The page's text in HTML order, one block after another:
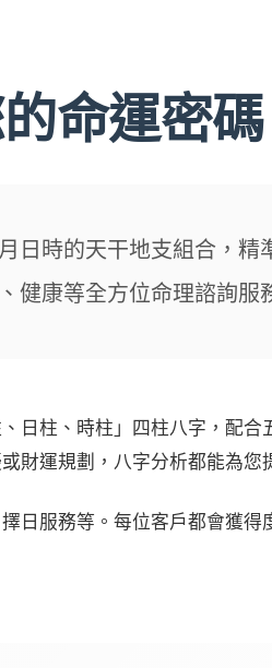
命運密碼
日時的天干地支組合，
健康等全方位命理諮詢服
日柱、時柱」四柱八字，配
財運規劃，八字分析都能為您
日服務等。每位客戶都會獲